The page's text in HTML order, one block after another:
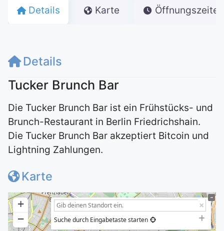
Details Karte Öffnungszeiten
Details
Tucker Brunch Bar
Die Tucker Brunch Bar ist ein Frühstücks- und
Brunch-Restaurant in Berlin Friedrichshain.
Die Tucker Brunch Bar akzeptiert Bitcoin und
Lightning Zahlungen.
Karte
+
−
Suche durch Eingabetaste starten